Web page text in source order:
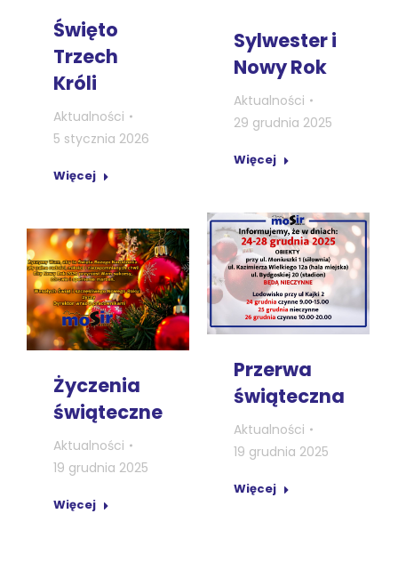
Święto
Trzech
Króli
Aktualności
5 stycznia 2026
Więcej
Sylwester i
Nowy Rok
Aktualności
29 grudnia 2025
Więcej
Przerwa
świąteczna
Aktualności
19 grudnia 2025
Więcej
Życzenia
świąteczne
Aktualności
19 grudnia 2025
Więcej